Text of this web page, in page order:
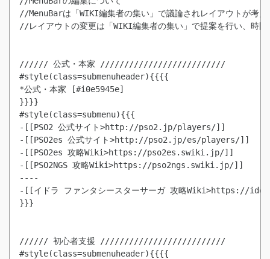
//MenuBarは「WIKI編集者の集い」で議論されレイアウトが考え
//レイアウトの変更は「WIKI編集者の集い」で提案を行い、時間
////// 公式・本家 //////////////////////////
#style(class=submenuheader){{{{
*公式・本家 [#i0e5945e]
}}}}
#style(class=submenu){{{
-[[PSO2 公式サイト>http://pso2.jp/players/]]
-[[PSO2es 公式サイト>http://pso2.jp/es/players/]]
-[[PSO2es 攻略Wiki>https://pso2es.swiki.jp/]]
-[[PSO2NGS 攻略Wiki>https://pso2ngs.swiki.jp/]]
----
-[[イドラ ファンタシースターサーガ 攻略Wiki>https://
}}}
////// 初心者支援 //////////////////////////
#style(class=submenuheader){{{{